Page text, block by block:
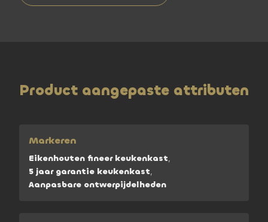
Product aangepaste attributen
Markeren
Eikenhouten fineer keukenkast,
5 jaar garantie keukenkast,
Aanpasbare ontwerpijdelheden